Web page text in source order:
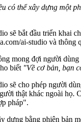
có thể xây dựng một
sẽ bắt đầu triển khai
ai-studio và
mong đợi người
biết "Về cơ bản, bạn
sẽ cho phép người
thật khác ngoài họ.
pháp".
dựng bằng phiên bản